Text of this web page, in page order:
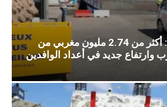
عملية مرحبا 2026: أكثر من 2.74 مليون مغربي من
وارتفاع جديد في أعداد الوافدين